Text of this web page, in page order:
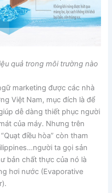
quả trong môi trường nào
marketing được các nhà
Việt Nam, mục đích là để
dễ dàng thiết phục người
của máy. Nhưng trên
điều hòa” còn tham
ta gọi sản
bản chất thực của nó là
hơi nước (Evaporative